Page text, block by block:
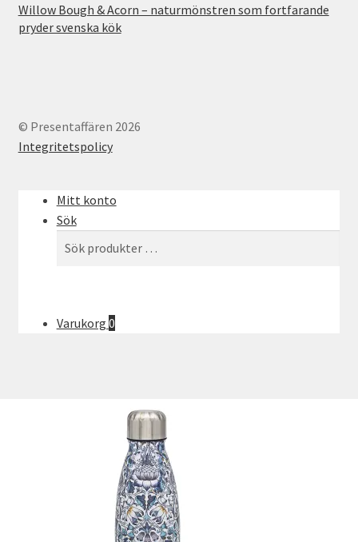
Willow Bough & Acorn – naturmönstren som fortfarande
pryder svenska kök
© Presentaffären 2026
Integritetspolicy
Mitt konto
Sök
Varukorg 0